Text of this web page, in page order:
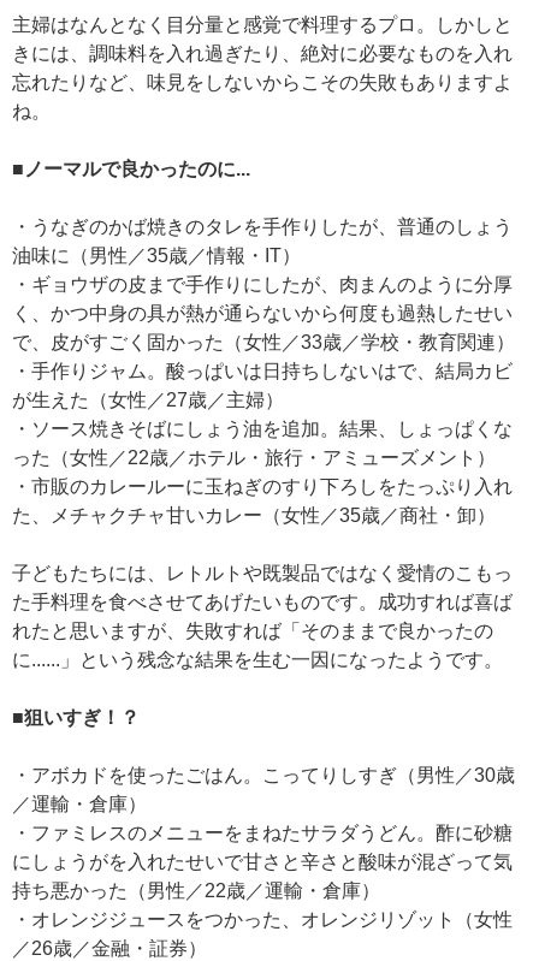
主婦はなんとなく目分量と感覚で料理するプロ。しかしと
きには、調味料を入れ過ぎたり、絶対に必要なものを入れ
忘れたりなど、味見をしないからこその失敗もありますよ
ね。
■ノーマルで良かったのに...
・うなぎのかば焼きのタレを手作りしたが、普通のしょう
油味に（男性／35歳／情報・IT）
・ギョウザの皮まで手作りにしたが、肉まんのように分厚
く、かつ中身の具が熱が通らないから何度も過熱したせい
で、皮がすごく固かった（女性／33歳／学校・教育関連）
・手作りジャム。酸っぱいは日持ちしないはで、結局カビ
が生えた（女性／27歳／主婦）
・ソース焼きそばにしょう油を追加。結果、しょっぱくな
った（女性／22歳／ホテル・旅行・アミューズメント）
・市販のカレールーに玉ねぎのすり下ろしをたっぷり入れ
た、メチャクチャ甘いカレー（女性／35歳／商社・卸）
子どもたちには、レトルトや既製品ではなく愛情のこもっ
た手料理を食べさせてあげたいものです。成功すれば喜ば
れたと思いますが、失敗すれば「そのままで良かったの
に......」という残念な結果を生む一因になったようです。
■狙いすぎ！？
・アボカドを使ったごはん。こってりしすぎ（男性／30歳
／運輸・倉庫）
・ファミレスのメニューをまねたサラダうどん。酢に砂糖
にしょうがを入れたせいで甘さと辛さと酸味が混ざって気
持ち悪かった（男性／22歳／運輸・倉庫）
・オレンジジュースをつかった、オレンジリゾット（女性
／26歳／金融・証券）